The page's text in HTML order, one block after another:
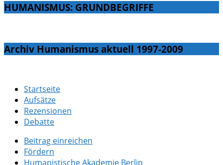
HUMANISMUS: GRUNDBEGRIFFE
Archiv Humanismus aktuell 1997-2009
Startseite
Aufsätze
Rezensionen
Debatte
Beitrag einreichen
Fördern
Humanistische Akademie Berlin